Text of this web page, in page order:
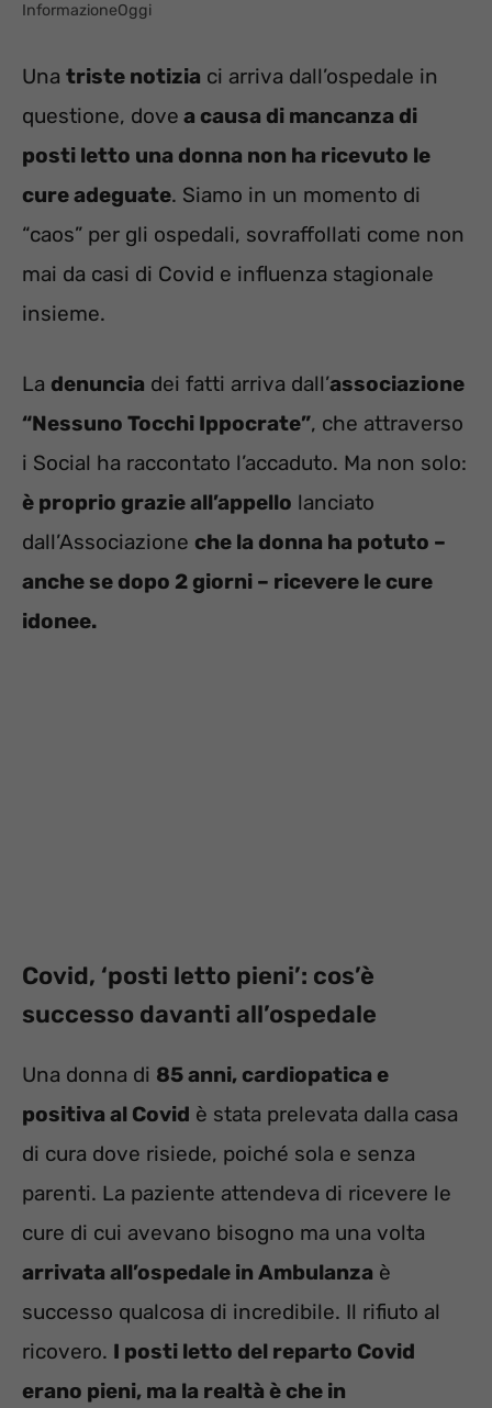
InformazioneOggi
Una triste notizia ci arriva dall’ospedale in
questione, dove a causa di mancanza di
posti letto una donna non ha ricevuto le
cure adeguate. Siamo in un momento di
“caos” per gli ospedali, sovraffollati come non
mai da casi di Covid e influenza stagionale
insieme.
La denuncia dei fatti arriva dall’associazione
“Nessuno Tocchi Ippocrate”, che attraverso
i Social ha raccontato l’accaduto. Ma non solo:
è proprio grazie all’appello lanciato
dall’Associazione che la donna ha potuto –
anche se dopo 2 giorni – ricevere le cure
idonee.
Covid, ‘posti letto pieni’: cos’è
successo davanti all’ospedale
Una donna di 85 anni, cardiopatica e
positiva al Covid è stata prelevata dalla casa
di cura dove risiede, poiché sola e senza
parenti. La paziente attendeva di ricevere le
cure di cui avevano bisogno ma una volta
arrivata all’ospedale in Ambulanza è
successo qualcosa di incredibile. Il rifiuto al
ricovero. I posti letto del reparto Covid
erano pieni, ma la realtà è che in